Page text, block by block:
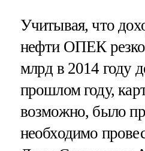
Учитывая, что
нефти ОПЕК
млрд в 2014 году
прошлом году,
возможно, было
необходимо